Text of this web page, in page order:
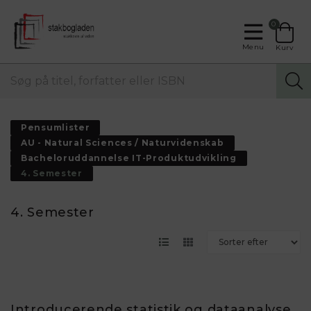
Menu
0
Kurv
Pensumlister
AU - Natural Sciences / Naturvidenskab
Bacheloruddannelse IT-Produktudvikling
4. Semester
4. Semester